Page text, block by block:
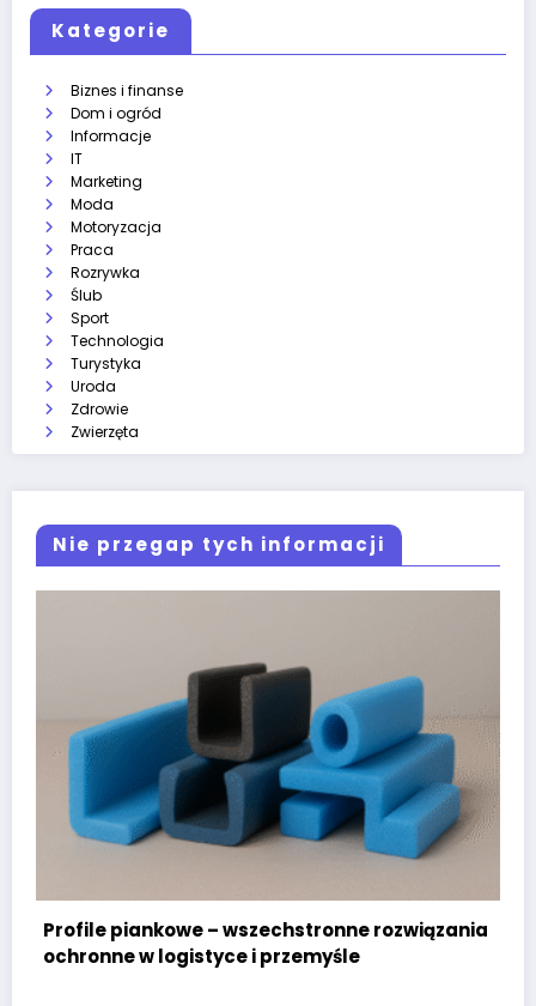
Kategorie
Biznes i finanse
Dom i ogród
Informacje
IT
Marketing
Moda
Motoryzacja
Praca
Rozrywka
Ślub
Sport
Technologia
Turystyka
Uroda
Zdrowie
Zwierzęta
Nie przegap tych informacji
rozwiązania
Instalacje fotowoltaiczne
– jak obniżyć koszty energii